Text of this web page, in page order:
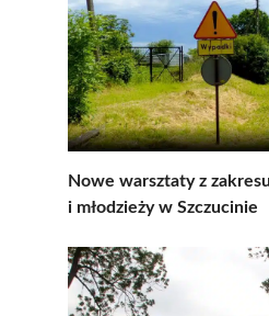
Nowe warsztaty z
i młodzieży w Szczucinie